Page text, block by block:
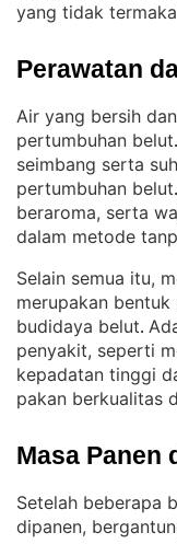
yang tidak
Perawatan
Air yang bersih
pertumbuhan belut.
seimbang serta
pertumbuhan belut.
beraroma, serta
dalam metode
Selain semua itu,
merupakan
budidaya belut.
penyakit, seperti
kepadatan tinggi
pakan berkualitas
Masa Panen
Setelah beberapa
dipanen,